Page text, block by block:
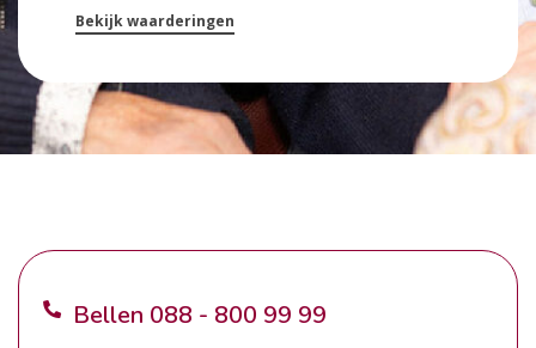
Bekijk waarderingen
Bellen 088 - 800 99 99